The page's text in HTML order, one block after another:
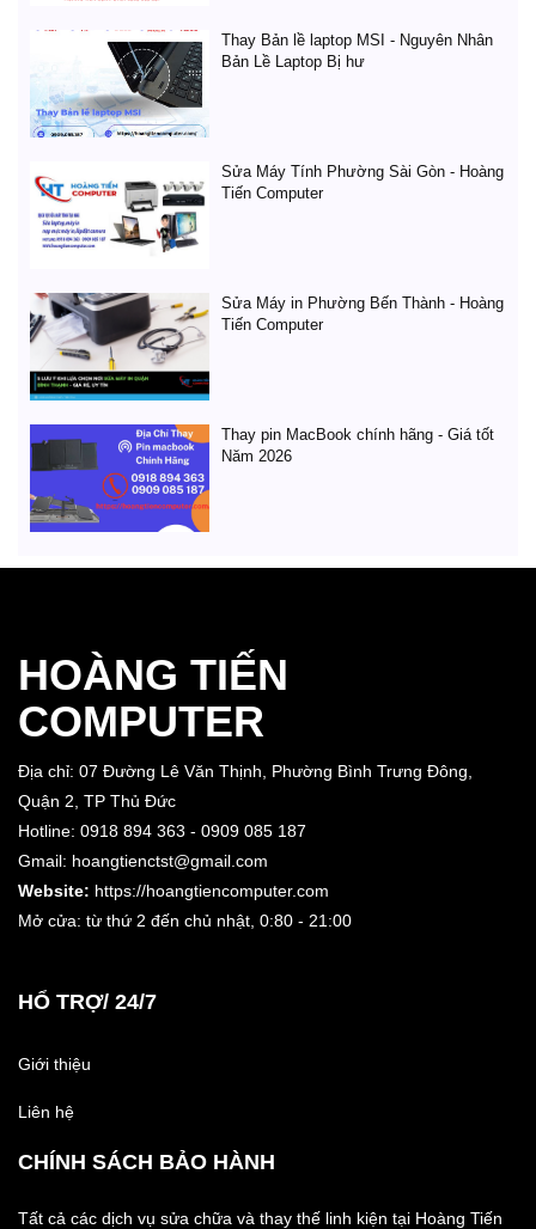
Thay Bản lề laptop MSI - Nguyên Nhân
Bản Lề Laptop Bị hư
Sửa Máy Tính Phường Sài Gòn - Hoàng
Tiến Computer
Sửa Máy in Phường Bến Thành - Hoàng
Tiến Computer
Thay pin MacBook chính hãng - Giá tốt
Năm 2026
HOÀNG TIẾN
COMPUTER
Địa chỉ: 07 Đường Lê Văn Thịnh, Phường Bình Trưng Đông,
Quận 2, TP Thủ Đức
Hotline: 0918 894 363 - 0909 085 187
Gmail: hoangtienctst@gmail.com
Website: https://hoangtiencomputer.com
Mở cửa: từ thứ 2 đến chủ nhật, 0:80 - 21:00
HỔ TRỢ/ 24/7
Giới thiệu
Liên hệ
CHÍNH SÁCH BẢO HÀNH
Tất cả các dịch vụ sửa chữa và thay thế linh kiện tại Hoàng Tiến